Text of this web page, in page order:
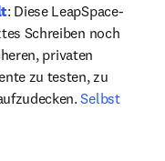
: Diese LeapSpace-
Schreiben noch
privaten
zu testen, zu
Selbst